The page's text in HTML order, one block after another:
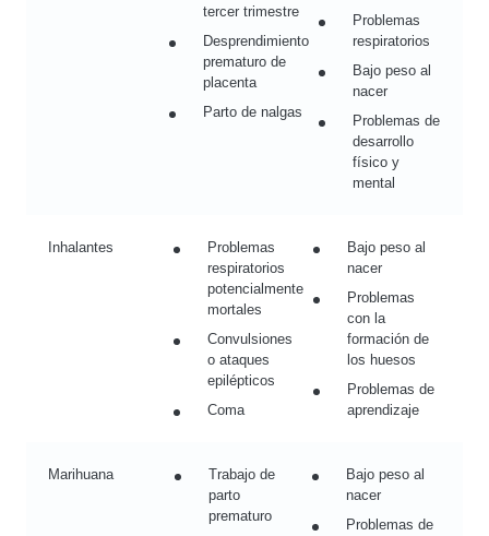
tercer trimestre
Desprendimiento
prematuro de
placenta
Parto de nalgas
Problemas
respiratorios
Bajo peso al
nacer
Problemas de
desarrollo
físico y
mental
Inhalantes
Problemas
respiratorios
potencialmente
mortales
Convulsiones
o ataques
epilépticos
Coma
Bajo peso al
nacer
Problemas
con la
formación de
los huesos
Problemas de
aprendizaje
Marihuana
Trabajo de
parto
prematuro
Bajo peso al
nacer
Problemas de